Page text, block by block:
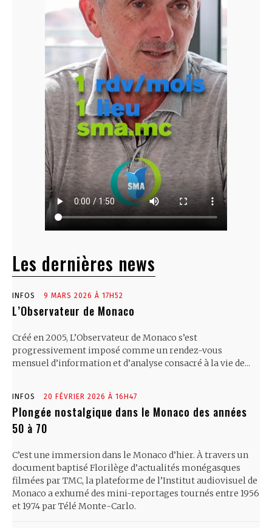
Les dernières news
INFOS 9 MARS 2026 À 17H52
L’Observateur de Monaco
Créé en 2005, L’Observateur de Monaco s’est
progressivement imposé comme un rendez-vous
mensuel d’information et d’analyse consacré à la vie de...
INFOS 20 FÉVRIER 2026 À 16H47
Plongée nostalgique dans le Monaco des années
50 à 70
C’est une immersion dans le Monaco d’hier. À travers un
document baptisé Florilège d’actualités monégasques
filmées par TMC, la plateforme de l’Institut audiovisuel de
Monaco a exhumé des mini-reportages tournés entre 1956
et 1974 par Télé Monte-Carlo.